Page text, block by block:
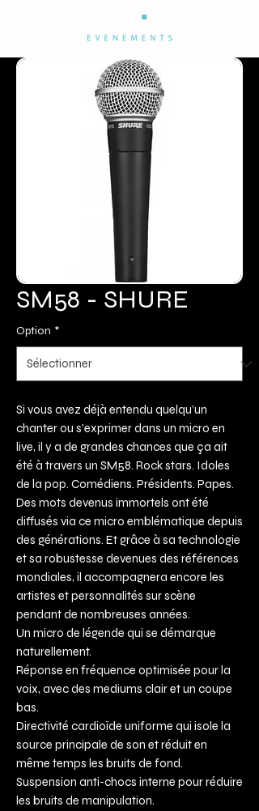
SM58 - SHURE
Option *
Si vous avez déjà entendu quelqu’un
chanter ou s’exprimer dans un micro en
live, il y a de grandes chances que ça ait
été à travers un SM58. Rock stars. Idoles
de la pop. Comédiens. Présidents. Papes.
Des mots devenus immortels ont été
diffusés via ce micro emblématique depuis
des générations. Et grâce à sa technologie
et sa robustesse devenues des références
mondiales, il accompagnera encore les
artistes et personnalités sur scène
pendant de nombreuses années.
Un micro de légende qui se démarque
naturellement.
Réponse en fréquence optimisée pour la
voix, avec des mediums clair et un coupe
bas.
Directivité cardioïde uniforme qui isole la
source principale de son et réduit en
même temps les bruits de fond.
Suspension anti-chocs interne pour réduire
les bruits de manipulation.